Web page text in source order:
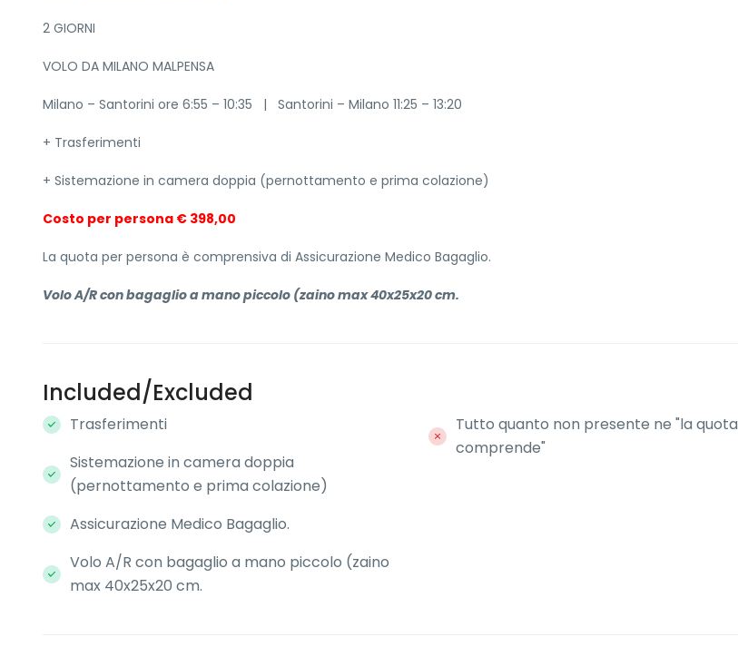
2 GIORNI
VOLO DA MILANO MALPENSA
Milano – Santorini ore 6:55 – 10:35 | Santorini – Milano 11:25 – 13:20
+ Trasferimenti
+ Sistemazione in camera doppia (pernottamento e prima colazione)
Costo per persona € 398,00
La quota per persona è comprensiva di Assicurazione Medico Bagaglio.
Volo A/R con bagaglio a mano piccolo (zaino max 40x25x20 cm.
Included/Excluded
Trasferimenti
Sistemazione in camera doppia
(pernottamento e prima colazione)
Assicurazione Medico Bagaglio.
Volo A/R con bagaglio a mano piccolo (zaino
max 40x25x20 cm.
Tutto quanto non presente ne "la quota
comprende"